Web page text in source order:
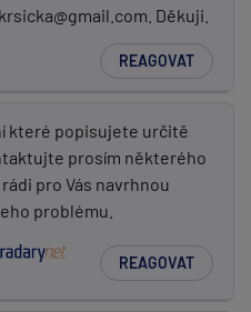
Děkuji.
REAGOVAT
které popisujete určitě
prosím některého
pro Vás navrhnou
problému.
REAGOVAT